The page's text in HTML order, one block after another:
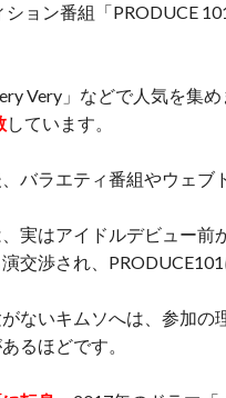
ョン番組「PRODUCE
Very」などで人気を集
しています。
バラエティ番組やウェブ
実はアイドルデビュー
交渉され、
ないキムソへは、参加
るほどです。